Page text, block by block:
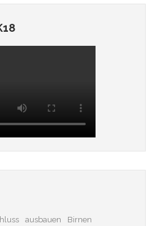
ausbauen Birnen